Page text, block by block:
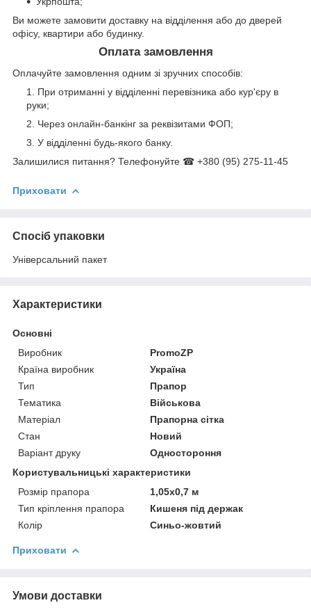
Ви можете замовити доставку на відділення або до дверей
офісу, квартири або будинку.
Оплата замовлення
Оплачуйте замовлення одним зі зручних способів:
При отриманні у відділенні перевізника або кур'єру в
руки;
Через онлайн-банкінг за реквізитами ФОП;
У відділенні будь-якого банку.
Залишилися питання? Телефонуйте ☎ +380 (95) 275-11-45
Приховати
Спосіб упаковки
Універсальний пакет
Характеристики
Основні
Виробник
PromoZP
Країна виробник
Україна
Тип
Прапор
Тематика
Військова
Матеріал
Прапорна сітка
Стан
Новий
Варіант друку
Одностороння
Користувальницькі характеристики
Розмір прапора
1,05х0,7 м
Тип кріплення прапора
Кишеня під держак
Колір
Синьо-жовтий
Приховати
Умови доставки